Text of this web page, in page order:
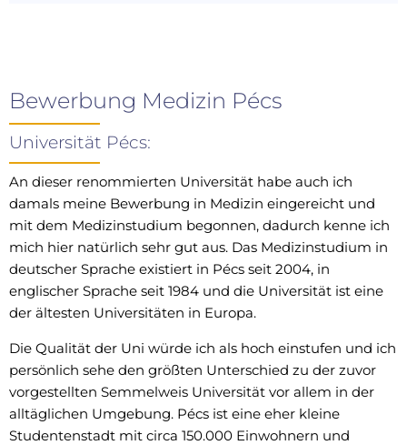
Bewerbung Medizin Pécs
Universität Pécs:
An dieser renommierten Universität habe auch ich
damals meine Bewerbung in Medizin eingereicht und
mit dem Medizinstudium begonnen, dadurch kenne ich
mich hier natürlich sehr gut aus. Das Medizinstudium in
deutscher Sprache existiert in Pécs seit 2004, in
englischer Sprache seit 1984 und die Universität ist eine
der ältesten Universitäten in Europa.
Die Qualität der Uni würde ich als hoch einstufen und ich
persönlich sehe den größten Unterschied zu der zuvor
vorgestellten Semmelweis Universität vor allem in der
alltäglichen Umgebung. Pécs ist eine eher kleine
Studentenstadt mit circa 150.000 Einwohnern und